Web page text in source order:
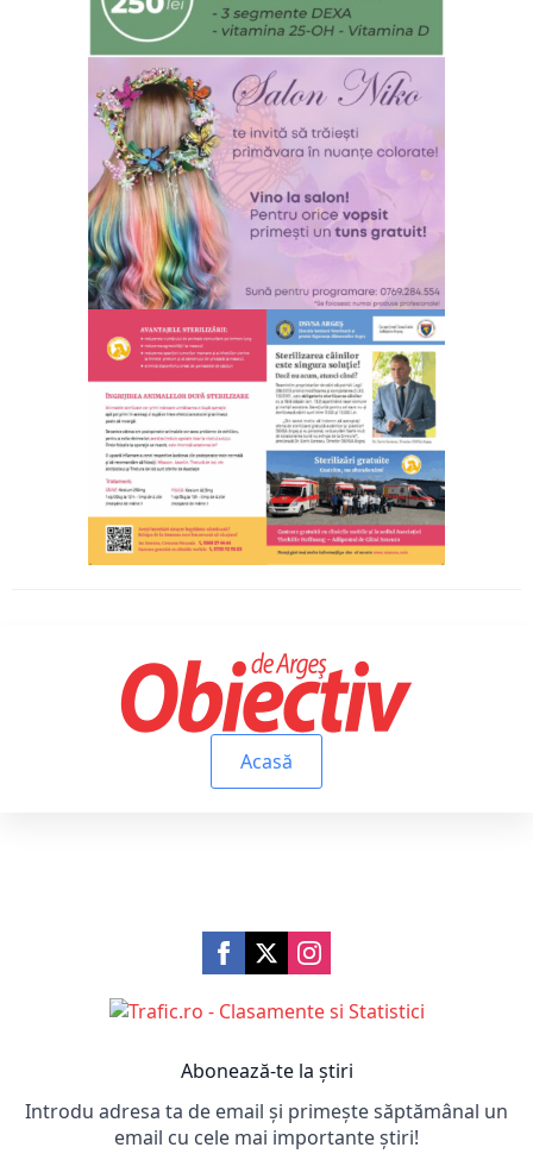
Acasă
Abonează-te la știri
Introdu adresa ta de email și primește săptămânal un
email cu cele mai importante știri!